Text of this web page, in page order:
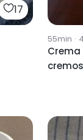
17
55min ·